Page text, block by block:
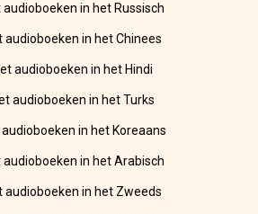
audioboeken in het Russisch
audioboeken in het Chinees
audioboeken in het Hindi
audioboeken in het Turks
in het Koreaans
audioboeken in het Arabisch
audioboeken in het Zweeds